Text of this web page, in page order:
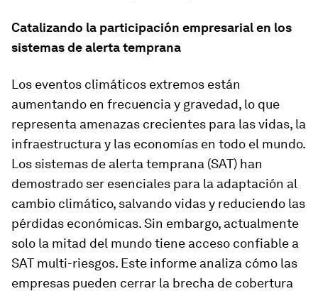
Catalizando la participación empresarial en los
sistemas de alerta temprana
Los eventos climáticos extremos están
aumentando en frecuencia y gravedad, lo que
representa amenazas crecientes para las vidas, la
infraestructura y las economías en todo el mundo.
Los sistemas de alerta temprana (SAT) han
demostrado ser esenciales para la adaptación al
cambio climático, salvando vidas y reduciendo las
pérdidas económicas. Sin embargo, actualmente
solo la mitad del mundo tiene acceso confiable a
SAT multi-riesgos. Este informe analiza cómo las
empresas pueden cerrar la brecha de cobertura